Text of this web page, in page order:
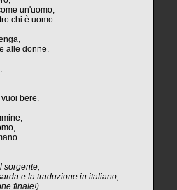
un'uomo,
chi è uomo.
alle donne.
bere.
sorgente,
e la traduzione in italiano,
finale!)